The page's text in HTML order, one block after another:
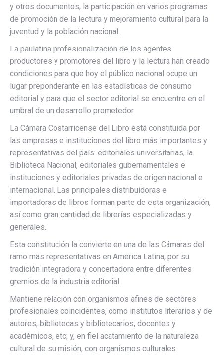
y otros documentos, la participación en varios programas
de promoción de la lectura y mejoramiento cultural para la
juventud y la población nacional.
La paulatina profesionalización de los agentes
productores y promotores del libro y la lectura han creado
condiciones para que hoy el público nacional ocupe un
lugar preponderante en las estadísticas de consumo
editorial y para que el sector editorial se encuentre en el
umbral de un desarrollo prometedor.
La Cámara Costarricense del Libro está constituida por
las empresas e instituciones del libro más importantes y
representativas del país: editoriales universitarias, la
Biblioteca Nacional, editoriales gubernamentales e
instituciones y editoriales privadas de origen nacional e
internacional. Las principales distribuidoras e
importadoras de libros forman parte de esta organización,
así como gran cantidad de librerías especializadas y
generales.
Esta constitución la convierte en una de las Cámaras del
ramo más representativas en América Latina, por su
tradición integradora y concertadora entre diferentes
gremios de la industria editorial.
Mantiene relación con organismos afines de sectores
profesionales coincidentes, como institutos literarios y de
autores, bibliotecas y bibliotecarios, docentes y
académicos, etc; y, en fiel acatamiento de la naturaleza
cultural de su misión, con organismos culturales